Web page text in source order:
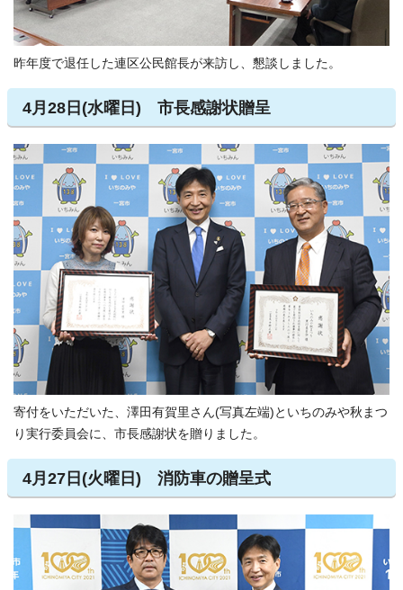
昨年度で退任した連区公民館長が来訪し、懇談しました。
4月28日(水曜日) 市長感謝状贈呈
寄付をいただいた、澤田有賀里さん(写真左端)といちのみや秋まつ
り実行委員会に、市長感謝状を贈りました。
4月27日(火曜日) 消防車の贈呈式